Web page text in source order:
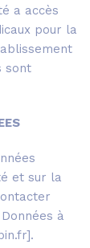
a accès
pour la
sont
et sur la
à